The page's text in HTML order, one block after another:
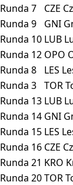
Runda 7 CZE
Runda 9 GNI
Runda 10 LUB
Runda 12 OPO
Runda 8 LES
Runda 3 TOR
Runda 13 LUB
Runda 14 GNI
Runda 15 LES
Runda 16 CZE
Runda 21 KRO
Runda 20TOR